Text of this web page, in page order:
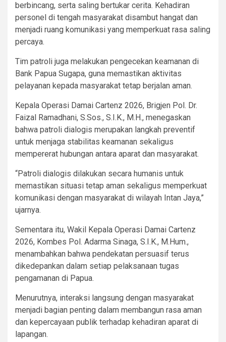
berbincang, serta saling bertukar cerita. Kehadiran
personel di tengah masyarakat disambut hangat dan
menjadi ruang komunikasi yang memperkuat rasa saling
percaya.
Tim patroli juga melakukan pengecekan keamanan di
Bank Papua Sugapa, guna memastikan aktivitas
pelayanan kepada masyarakat tetap berjalan aman.
Kepala Operasi Damai Cartenz 2026, Brigjen Pol. Dr.
Faizal Ramadhani, S.Sos., S.I.K., M.H., menegaskan
bahwa patroli dialogis merupakan langkah preventif
untuk menjaga stabilitas keamanan sekaligus
mempererat hubungan antara aparat dan masyarakat.
“Patroli dialogis dilakukan secara humanis untuk
memastikan situasi tetap aman sekaligus memperkuat
komunikasi dengan masyarakat di wilayah Intan Jaya,”
ujarnya.
Sementara itu, Wakil Kepala Operasi Damai Cartenz
2026, Kombes Pol. Adarma Sinaga, S.I.K., M.Hum.,
menambahkan bahwa pendekatan persuasif terus
dikedepankan dalam setiap pelaksanaan tugas
pengamanan di Papua.
Menurutnya, interaksi langsung dengan masyarakat
menjadi bagian penting dalam membangun rasa aman
dan kepercayaan publik terhadap kehadiran aparat di
lapangan.